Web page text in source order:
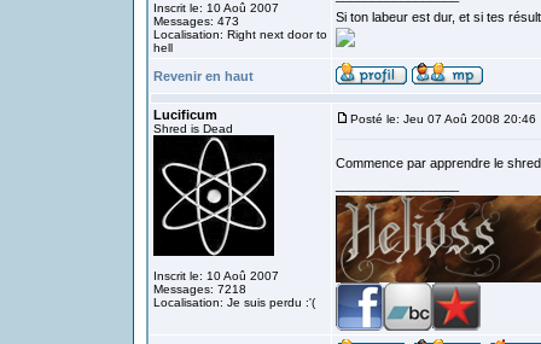
Inscrit le: 10 Aoû 2007
Messages: 473
Localisation: Right next door to
hell
Si ton labeur est dur, et si tes
Revenir en haut
Lucificum
Shred is Dead
Inscrit le: 10 Aoû 2007
Messages: 7218
Localisation: Je suis perdu :'(
Posté le: Jeu 07 Aoû 2008 20:46
Commence par apprendre le